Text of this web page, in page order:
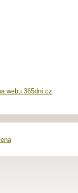
webu 365dni.cz